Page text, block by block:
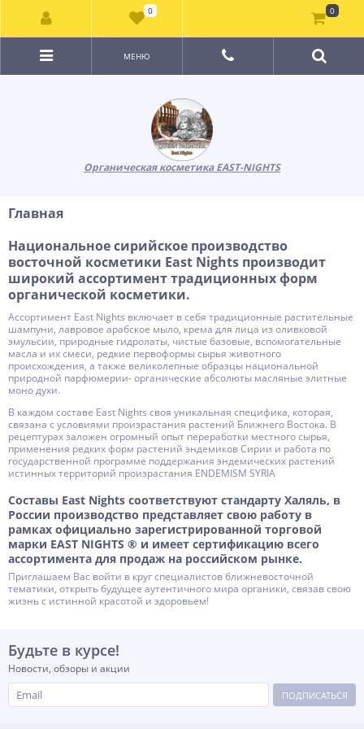
Органическая косметика EAST-NIGHTS
МЕНЮ
Главная
Национальное сирийское производство
восточной косметики East Nights производит
широкий ассортимент традиционных форм
органической косметики.
Ассортимент East Nights включает в себя традиционные растительные
шампуни, лавровое арабское мыло, крема для лица из оливковой
эмульсии, природные гидролаты, чистые базовые, вспомогательные
масла и их смеси, редкие первоформы сырья животного
происхождения, а также великолепные образцы национальной
природной парфюмерии- органические абсолюты масляные элитные
моно духи.
В каждом составе East Nights своя уникальная специфика, которая,
связана с условиями произрастания растений Ближнего Востока. В
рецептурах заложен огромный опыт переработки местного сырья,
применения редких форм растений эндемиков Сирии и работа по
государственной программе поддержания эндемических растений
истинных территорий произрастания ENDEMISM SYRIA
Составы East Nights соответствуют стандарту Халяль, в
России производство представляет свою работу в
рамках официально зарегистрированной торговой
марки EAST NIGHTS ® и имеет сертификацию всего
ассортимента для продаж на российском рынке.
Приглашаем Вас войти в круг специалистов ближневосточной
тематики, открыть будущее аутентичного мира органики, связав свою
жизнь с истинной красотой и здоровьем!
Будьте в курсе!
Новости, обзоры и акции
ПОДПИСАТЬСЯ
0 0